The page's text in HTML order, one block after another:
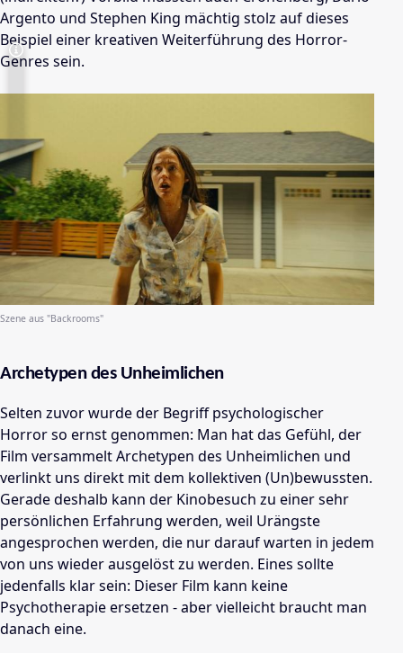
Argento und Stephen King mächtig stolz auf dieses
Beispiel einer kreativen Weiterführung des Horror-
Genres sein.
Szene aus "Backrooms"
Archetypen des Unheimlichen
Selten zuvor wurde der Begriff psychologischer
Horror so ernst genommen: Man hat das Gefühl, der
Film versammelt Archetypen des Unheimlichen und
verlinkt uns direkt mit dem kollektiven (Un)bewussten.
Gerade deshalb kann der Kinobesuch zu einer sehr
persönlichen Erfahrung werden, weil Urängste
angesprochen werden, die nur darauf warten in jedem
von uns wieder ausgelöst zu werden. Eines sollte
jedenfalls klar sein: Dieser Film kann keine
Psychotherapie ersetzen - aber vielleicht braucht man
danach eine.